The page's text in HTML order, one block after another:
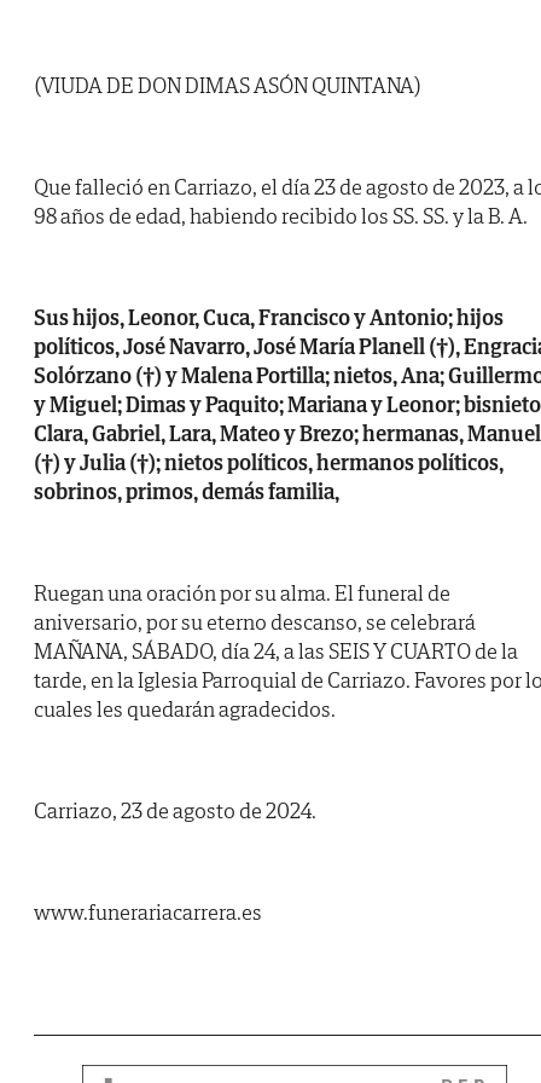
(VIUDA DE DON DIMAS ASÓN QUINTANA)
Que falleció en Carriazo, el día 23 de agosto de 2023, a
98 años de edad, habiendo recibido los SS. SS. y la B. A.
Sus hijos, Leonor, Cuca, Francisco y Antonio; hijos
políticos, José Navarro, José María Planell (†),
Solórzano (†) y Malena Portilla; nietos, Ana;
y Miguel; Dimas y Paquito; Mariana y Leonor;
Clara, Gabriel, Lara, Mateo y Brezo; hermanas,
(†) y Julia (†); nietos políticos, hermanos políticos,
sobrinos, primos, demás familia,
Ruegan una oración por su alma. El funeral de
aniversario, por su eterno descanso, se celebrará
MAÑANA, SÁBADO, día 24, a las SEIS Y CUARTO de la
tarde, en la Iglesia Parroquial de Carriazo. Favores por
cuales les quedarán agradecidos.
Carriazo, 23 de agosto de 2024.
www.funerariacarrera.es